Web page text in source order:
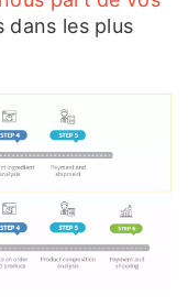
dans les plus